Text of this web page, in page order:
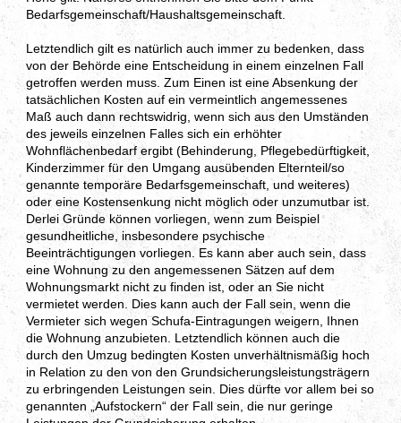
Bedarfsgemeinschaft/Haushaltsgemeinschaft.
Letztendlich gilt es natürlich auch immer zu bedenken, dass
von der Behörde eine Entscheidung in einem einzelnen Fall
getroffen werden muss. Zum Einen ist eine Absenkung der
tatsächlichen Kosten auf ein vermeintlich angemessenes
Maß auch dann rechtswidrig, wenn sich aus den Umständen
des jeweils einzelnen Falles sich ein erhöhter
Wohnflächenbedarf ergibt (Behinderung, Pflegebedürftigkeit,
Kinderzimmer für den Umgang ausübenden Elternteil/so
genannte temporäre Bedarfsgemeinschaft, und weiteres)
oder eine Kostensenkung nicht möglich oder unzumutbar ist.
Derlei Gründe können vorliegen, wenn zum Beispiel
gesundheitliche, insbesondere psychische
Beeinträchtigungen vorliegen. Es kann aber auch sein, dass
eine Wohnung zu den angemessenen Sätzen auf dem
Wohnungsmarkt nicht zu finden ist, oder an Sie nicht
vermietet werden. Dies kann auch der Fall sein, wenn die
Vermieter sich wegen Schufa-Eintragungen weigern, Ihnen
die Wohnung anzubieten. Letztendlich können auch die
durch den Umzug bedingten Kosten unverhältnismäßig hoch
in Relation zu den von den Grundsicherungsleistungsträgern
zu erbringenden Leistungen sein. Dies dürfte vor allem bei so
genannten „Aufstockern“ der Fall sein, die nur geringe